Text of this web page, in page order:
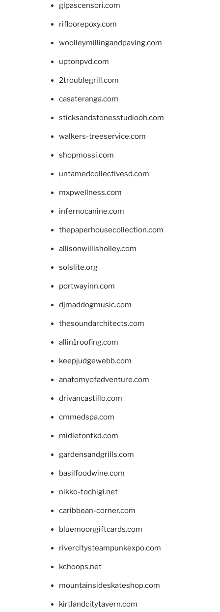
glpascensori.com
rifloorepoxy.com
woolleymillingandpaving.com
uptonpvd.com
2troublegrill.com
casateranga.com
sticksandstonesstudiooh.com
walkers-treeservice.com
shopmossi.com
untamedcollectivesd.com
mxpwellness.com
infernocanine.com
thepaperhousecollection.com
allisonwillisholley.com
solslite.org
portwayinn.com
djmaddogmusic.com
thesoundarchitects.com
allin1roofing.com
keepjudgewebb.com
anatomyofadventure.com
drivancastillo.com
cmmedspa.com
midletontkd.com
gardensandgrills.com
basilfoodwine.com
nikko-tochigi.net
caribbean-corner.com
bluemoongiftcards.com
rivercitysteampunkexpo.com
kchoops.net
mountainsideskateshop.com
kirtlandcitytavern.com